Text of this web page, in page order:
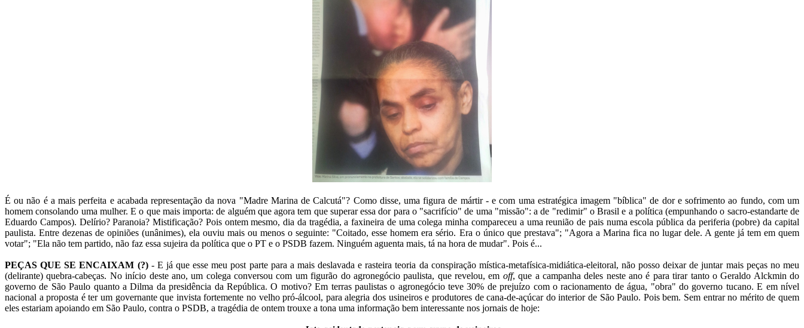
É ou não é a mais perfeita e acabada representação da nova "Madre Marina de Calcutá"? Como disse, uma figura de mártir - e com uma estratégica imagem "bíblica" de dor e sofrimento ao fundo, com um
homem consolando uma mulher. E o que mais importa: de alguém que agora tem que superar essa dor para o "sacrifício" de uma "missão": a de "redimir" o Brasil e a política (empunhando o sacro-estandarte de
Eduardo Campos). Delírio? Paranoia? Mistificação? Pois ontem mesmo, dia da tragédia, a faxineira de uma colega minha compareceu a uma reunião de pais numa escola pública da periferia (pobre) da capital
paulista. Entre dezenas de opiniões (unânimes), ela ouviu mais ou menos o seguinte: "Coitado, esse homem era sério. Era o único que prestava"; "Agora a Marina fica no lugar dele. A gente já tem em quem
votar"; "Ela não tem partido, não faz essa sujeira da política que o PT e o PSDB fazem. Ninguém aguenta mais, tá na hora de mudar". Pois é...
PEÇAS QUE SE ENCAIXAM (?)- E já que esse meu post parte para a mais deslavada e rasteira teoria da conspiração mística-metafísica-midiática-eleitoral, não posso deixar de juntar mais peças no meu
(delirante) quebra-cabeças. No início deste ano, um colega conversou com um figurão do agronegócio paulista, que revelou, em off, que a campanha deles neste ano é para tirar tanto o Geraldo Alckmin do
governo de São Paulo quanto a Dilma da presidência da República. O motivo? Em terras paulistas o agronegócio teve 30% de prejuízo com o racionamento de água, "obra" do governo tucano. E em nível
nacional a proposta é ter um governante que invista fortemente no velho pró-álcool, para alegria dos usineiros e produtores de cana-de-açúcar do interior de São Paulo. Pois bem. Sem entrar no mérito de quem
eles estariam apoiando em São Paulo, contra o PSDB, a tragédia de ontem trouxe a tona uma informação bem interessante nos jornais de hoje: